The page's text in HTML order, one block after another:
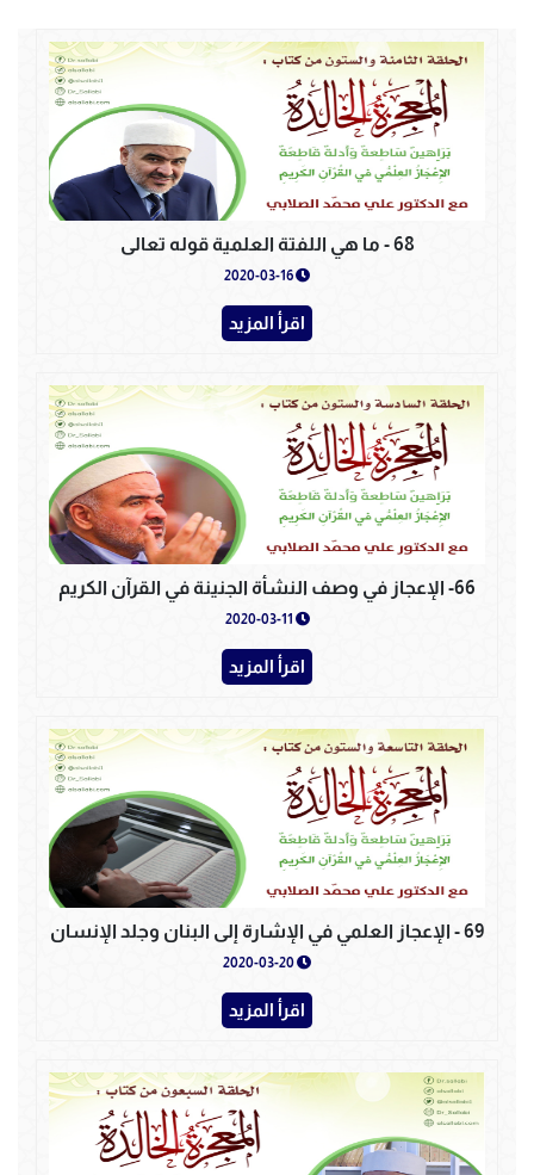
68 - ما هي اللفتة العلمية قوله تعالى
اقرأ المزيد
66- الإعجاز في وصف النشأة الجنينة في القرآن الكريم
اقرأ المزيد
69 - الإعجاز العلمي في الإشارة إلى البنان وجلد الإنسان
اقرأ المزيد